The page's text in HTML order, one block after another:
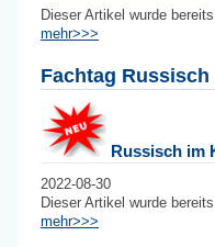
Dieser Artikel wurde
mehr>>>
Fachtag Russisch
Russisch im
2022-08-30
Dieser Artikel wurde
mehr>>>